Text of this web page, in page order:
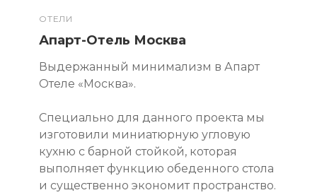
ОТЕЛИ
Апарт-Отель Москва
Выдержанный минимализм в Апарт
Отеле «Москва».
Специально для данного проекта мы
изготовили миниатюрную угловую
кухню с барной стойкой, которая
выполняет функцию обеденного стола
и существенно экономит пространство.